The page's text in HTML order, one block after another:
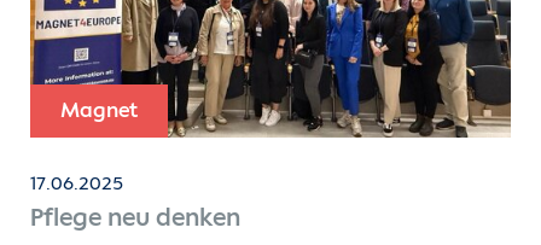
Magnet
17.06.2025
Pflege neu denken